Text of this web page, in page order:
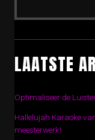
LAATSTE
Optimaliseer de
Hallelujah Karaoke
meesterwerk!